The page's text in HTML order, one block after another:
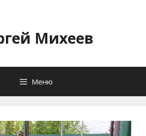
Михеев
Меню